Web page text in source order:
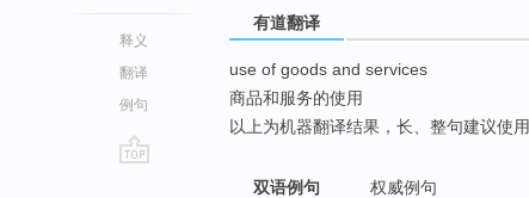
释义
翻译
例句
有道翻译
use of goods and services
商品和服务的使用
以上为机器翻译结果，长、整句建议使用
双语例句 权威例句